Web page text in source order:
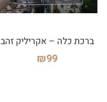
ברכת כלה – אקריליק זהב
₪99